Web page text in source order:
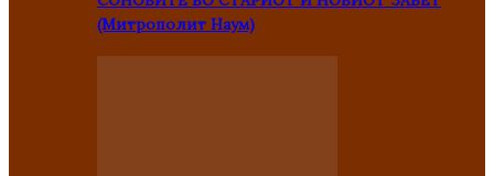
(Митрополит Наум)